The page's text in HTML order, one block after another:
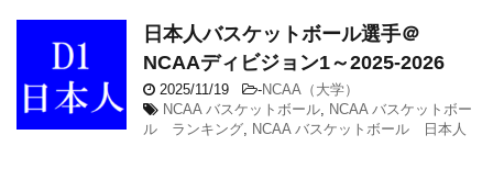
日本人バスケットボール選手＠
NCAAディビジョン1～2025-2026
2025/11/19 -NCAA（大学）
NCAA バスケットボール, NCAA バスケットボー
ル ランキング, NCAA バスケットボール 日本人